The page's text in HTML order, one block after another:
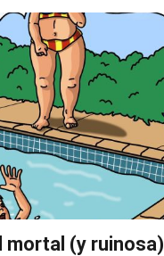
mortal (y ruinosa)